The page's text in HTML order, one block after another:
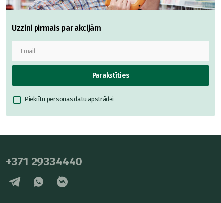
Uzzini pirmais par akcijām
Parakstīties
Piekrītu personas datu apstrādei
+371 29334440